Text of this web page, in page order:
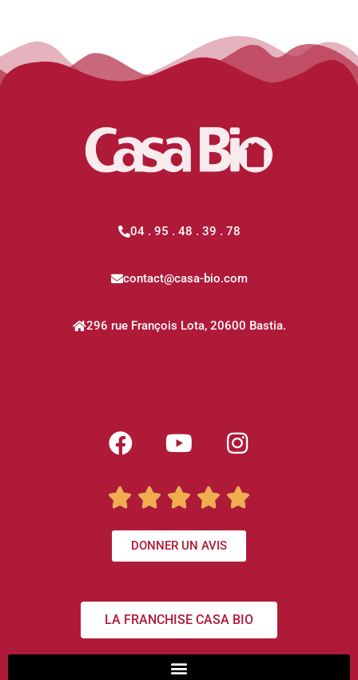
04 . 95 . 48 . 39 . 78
contact@casa-bio.com
296 rue François Lota, 20600 Bastia.
    
DONNER UN AVIS
LA FRANCHISE CASA BIO